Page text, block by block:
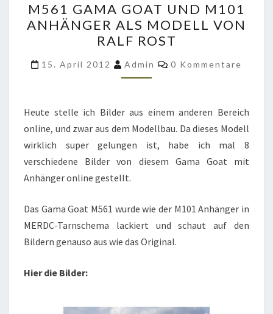
GAMA
GOAT
UND
M101
ANHÄNGER
MODELL
VON
RALF
ROST
M561 GAMA GOAT UND M101
ANHÄNGER ALS MODELL VON
RALF ROST
15. April 2012 Admin Kommentare
0 Kommentare
Heute stelle ich Bilder aus einem anderen Bereich
online, und zwar aus dem Modellbau. Da dieses Modell
wirklich super gelungen ist, habe ich mal 8
verschiedene Bilder von diesem Gama Goat mit
Anhänger online gestellt.
Das Gama Goat M561 wurde wie der M101 Anhänger in
MERDC-Tarnschema lackiert und schaut auf den
Bildern genauso aus wie das Original.
Hier die Bilder: